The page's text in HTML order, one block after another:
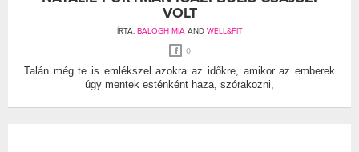
VOLT
ÍRTA: BALOGH MIAAND WELL&FIT
0
Talán még te is emlékszel azokra az időkre, amikor az emberek
úgy mentek esténként haza, szórakozni,